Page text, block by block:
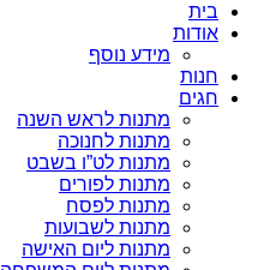
בית
אודות
מידע נוסף
חנות
חגים
מתנות לראש השנה
מתנות לחנוכה
מתנות לט”ו בשבט
מתנות לפורים
מתנות לפסח
מתנות לשבועות
מתנות ליום האישה